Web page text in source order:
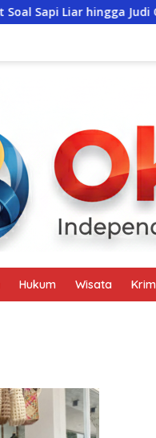
hingga Judi Online,
Hukum Wisata